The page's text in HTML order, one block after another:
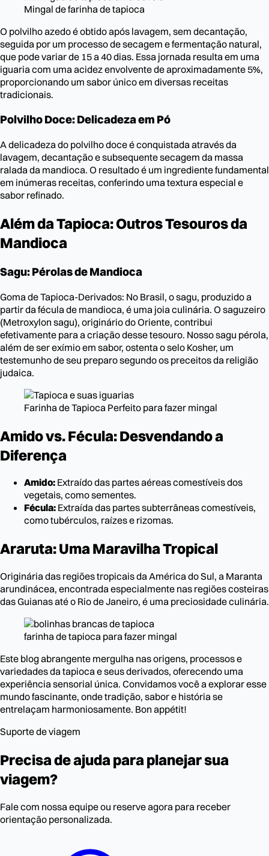
Mingal de farinha de tapioca
O polvilho azedo é obtido após lavagem, sem decantação,
seguida por um processo de secagem e fermentação natural,
que pode variar de 15 a 40 dias. Essa jornada resulta em uma
iguaria com uma acidez envolvente de aproximadamente 5%,
proporcionando um sabor único em diversas receitas
tradicionais.
Polvilho Doce: Delicadeza em Pó
A delicadeza do polvilho doce é conquistada através da
lavagem, decantação e subsequente secagem da massa
ralada da mandioca. O resultado é um ingrediente fundamental
em inúmeras receitas, conferindo uma textura especial e
sabor refinado.
Além da Tapioca: Outros Tesouros da
Mandioca
Sagu: Pérolas de Mandioca
Goma de Tapioca-Derivados: No Brasil, o sagu, produzido a
partir da fécula de mandioca, é uma joia culinária. O saguzeiro
(Metroxylon sagu), originário do Oriente, contribui
efetivamente para a criação desse tesouro. Nosso sagu pérola,
além de ser exímio em sabor, ostenta o selo Kosher, um
testemunho de seu preparo segundo os preceitos da religião
judaica.
Farinha de Tapioca Perfeito para fazer mingal
Amido vs. Fécula: Desvendando a
Diferença
Amido: Extraído das partes aéreas comestíveis dos
vegetais, como sementes.
Fécula: Extraída das partes subterrâneas comestíveis,
como tubérculos, raízes e rizomas.
Araruta: Uma Maravilha Tropical
Originária das regiões tropicais da América do Sul, a Maranta
arundinácea, encontrada especialmente nas regiões costeiras
das Guianas até o Rio de Janeiro, é uma preciosidade culinária.
farinha de tapioca para fazer mingal
Este blog abrangente mergulha nas origens, processos e
variedades da tapioca e seus derivados, oferecendo uma
experiência sensorial única. Convidamos você a explorar esse
mundo fascinante, onde tradição, sabor e história se
entrelaçam harmoniosamente. Bon appétit!
Suporte de viagem
Precisa de ajuda para planejar sua
viagem?
Fale com nossa equipe ou reserve agora para receber
orientação personalizada.